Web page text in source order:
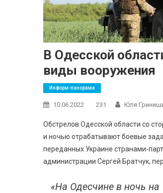
В Одесской
виды вооружения
Информ-панорама
10.06.2022 231 Юля
Обстрелов Одесской области со
и ночью отрабатывают боевые
переданных Украине странами-
администрации Сергей Братчук,
«На Одесчине в ночь